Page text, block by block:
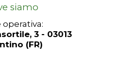
siamo
operativa:
3 - 03013
(FR)